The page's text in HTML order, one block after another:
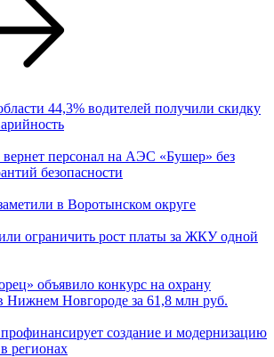
44,3% водителей получили скидку
вернет персонал на АЭС «Бушер» без
безопасности
в Воротынском округе
ограничить рост платы за ЖКУ одной
объявило конкурс на охрану
Новгороде за 61,8 млн руб.
создание и модернизацию
регионах